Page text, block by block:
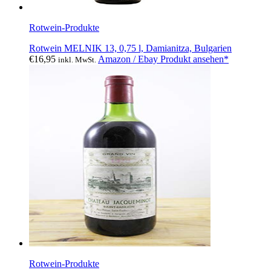
Rotwein-Produkte
Rotwein MELNIK 13, 0,75 l, Damianitza, Bulgarien
€16,95 inkl. MwSt. Amazon / Ebay Produkt ansehen*
Rotwein-Produkte